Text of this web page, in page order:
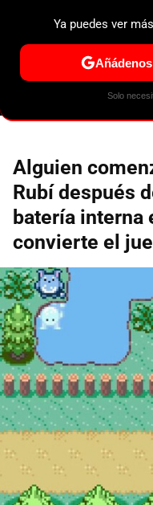
ESPECIALES PS5
Alguien
Rubí después
batería interna
convierte el
Ya puedes ver
Solo